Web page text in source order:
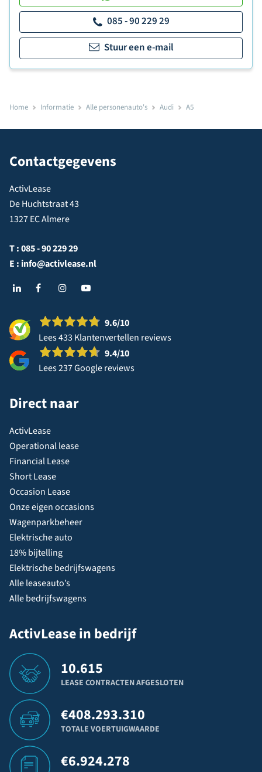
085 - 90 229 29
Stuur een e-mail
Home Informatie Alle personenauto's Audi A5
Contactgegevens
ActivLease
De Huchtstraat 43
1327 EC Almere
T :085 - 90 229 29
E : info@activlease.nl
9.6/10
Lees 433 Klantenvertellen reviews
9.4/10
Lees 237 Google reviews
Direct naar
ActivLease
Operational lease
Financial Lease
Short Lease
Occasion Lease
Onze eigen occasions
Wagenparkbeheer
Elektrische auto
18% bijtelling
Elektrische bedrijfswagens
Alle leaseauto’s
Alle bedrijfswagens
ActivLease in bedrijf
10.615
LEASE CONTRACTEN AFGESLOTEN
€408.293.310
TOTALE VOERTUIGWAARDE
€6.924.278